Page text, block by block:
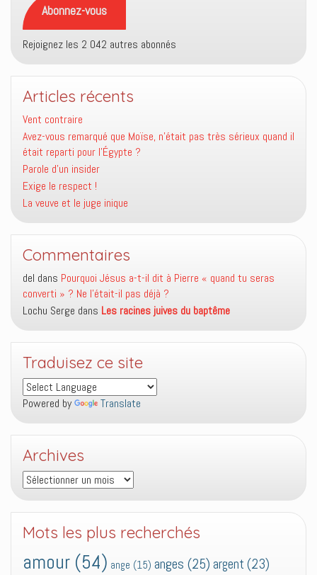
Abonnez-vous
Rejoignez les 2 042 autres abonnés
Articles récents
Vent contraire
Avez-vous remarqué que Moïse, n’était pas très sérieux quand il
était reparti pour l’Égypte ?
Parole d’un insider
Exige le respect !
La veuve et le juge inique
Commentaires
del dans Pourquoi Jésus a-t-il dit à Pierre « quand tu seras
converti » ? Ne l’était-il pas déjà ?
Lochu Serge dans Les racines juives du baptême
Traduisez ce site
Powered by Translate
Archives
Archives
Mots les plus recherchés
amour (54) ange (15) anges (25) argent (23)